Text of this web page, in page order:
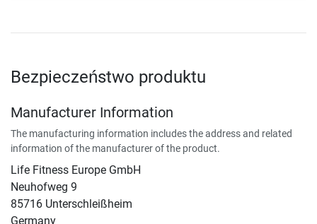
Bezpieczeństwo produktu
Manufacturer Information
The manufacturing information includes the address and related
information of the manufacturer of the product.
Life Fitness Europe GmbH
Neuhofweg 9
85716 Unterschleißheim
Germany